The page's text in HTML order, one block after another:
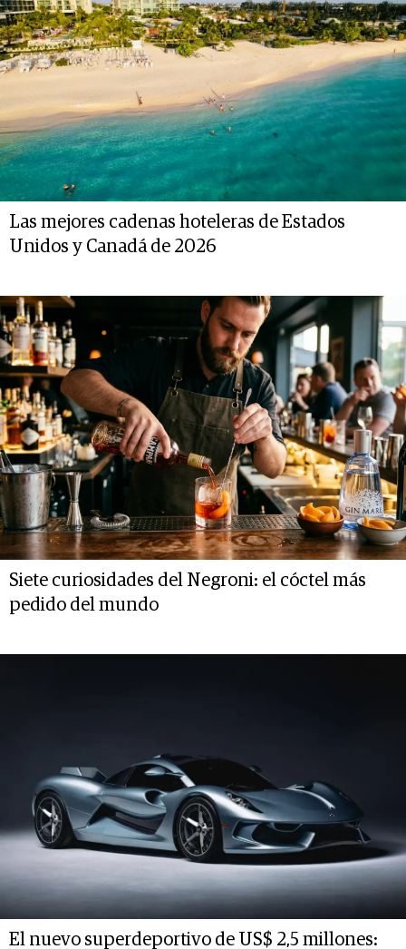
Las mejores cadenas hoteleras de Estados
Unidos y Canadá de 2026
Siete curiosidades del Negroni: el cóctel más
pedido del mundo
El nuevo superdeportivo de US$ 2,5 millones: